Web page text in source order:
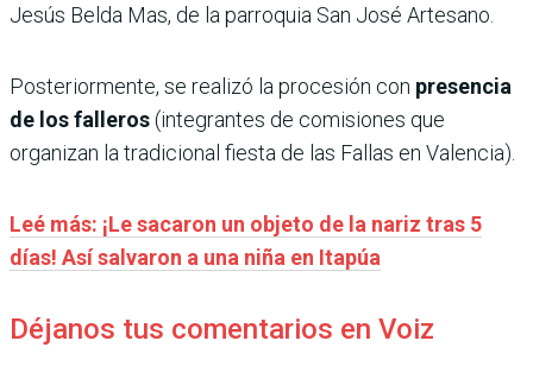
Jesús Belda Mas, de la parroquia San José Artesano.
Posteriormente, se realizó la procesión con presencia
de los falleros(integrantes de comisiones que
organizan la tradicional fiesta de las Fallas en Valencia).
Leé más: ¡Le sacaron un objeto de la nariz tras 5
días! Así salvaron a una niña en Itapúa
Déjanos tus comentarios en Voiz